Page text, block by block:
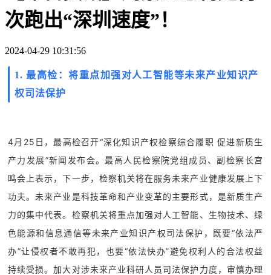
次跑出“深圳速度”！
2024-04-29 10:31:56
1. 最高检：将重点加强对人工智能等未来产业知识产
权司法保护
4月25日，最高检召开“深化知识产权检察综合履职 促进新质生
产力发展”新闻发布会。最高人民检察院党组成员、副检察长宫
鸣会上表示，下一步，检察机关将在服务未来产业健康发展上下
功夫。未来产业是科技革命和产业变革的主要形式，是新质生产
力的集中代表。检察机关将重点加强对人工智能、生物技术、绿
色能源和信息通信等未来产业知识产权司法保护，既要“依法严
办”让侵权者不敢再犯，也要“依法快办”避免权利人的合法权益
持续受损。加大对涉未来产业科研人员司法保护力度，审慎办理